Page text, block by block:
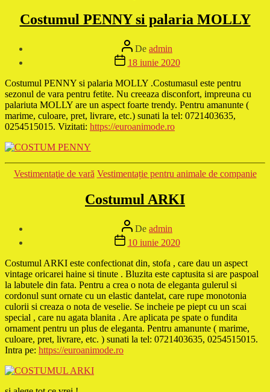
Costumul PENNY si palaria MOLLY
Autor
articol
De admin
Dată
articol
18 iunie 2020
Costumul PENNY si palaria MOLLY .Costumasul este pentru
sezonul de vara pentru fetite. Nu creeaza disconfort, impreuna cu
palariuta MOLLY are un aspect foarte trendy. Pentru amanunte (
marime, culoare, pret, livrare, etc.) sunati la tel: 0721403635,
0254515015. Vizitati: https://euroanimode.ro
Categorii
Vestimentaţie de vară Vestimentație pentru animale de companie
Costumul ARKI
Autor
articol
De admin
Dată
articol
10 iunie 2020
Costumul ARKI este confectionat din, stofa , care dau un aspect
vintage oricarei haine si tinute . Bluzita este captusita si are paspoal
la labutele din fata. Pentru a crea o nota de eleganta gulerul si
cordonul sunt ornate cu un elastic dantelat, care rupe monotonia
culorii si creaza o nota de veselie. Se incheie pe piept cu un scai
special , care nu agata blanita . Are aplicata pe spate o fundita
ornament pentru un plus de eleganta. Pentru amanunte ( marime,
culoare, pret, livrare, etc. ) sunati la tel: 0721403635, 0254515015.
Intra pe: https://euroanimode.ro